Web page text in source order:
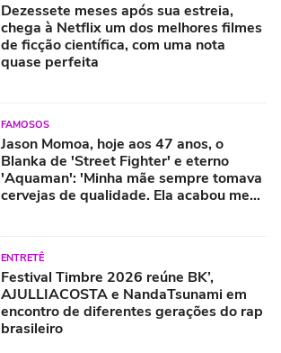
Dezessete meses após sua estreia,
chega à Netflix um dos melhores filmes
de ficção científica, com uma nota
quase perfeita
FAMOSOS
Jason Momoa, hoje aos 47 anos, o
Blanka de 'Street Fighter' e eterno
'Aquaman': 'Minha mãe sempre tomava
cervejas de qualidade. Ela acabou me
ENTRETÊ
Festival Timbre 2026 reúne BK’,
AJULLIACOSTA e NandaTsunami em
encontro de diferentes gerações do rap
brasileiro